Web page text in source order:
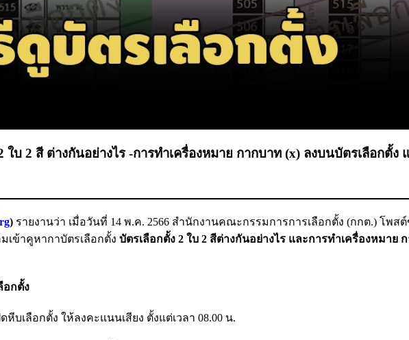
ใบ 2 สี ต่างกันอย่างไร -การทำเครื่องหมาย กากบาท (x) ลงบนบัตรเลือกตั้ง
) รายงานว่า เมื่อวันที่ 14 พ.ค. 2566 สำนักงานคณะกรรมการการเลือกตั้ง (กกต.) โพส
มเข้าคูหากาบัตรเลือกตั้ง บัตรเลือกตั้ง 2 ใบ 2 สีต่างกันอย่างไร และการทำเครื่องหมาย
อกตั้ง
หีบเลือกตั้ง ให้ลงคะแนนเสียง ตั้งแต่เวลา 08.00 น.